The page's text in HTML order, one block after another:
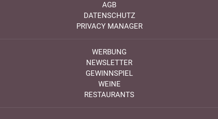
AGB
DATENSCHUTZ
PRIVACY MANAGER
WERBUNG
NEWSLETTER
GEWINNSPIEL
WEINE
RESTAURANTS